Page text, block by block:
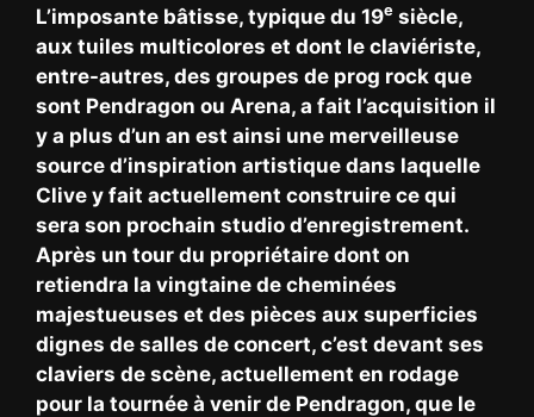
L’imposante bâtisse, typique du 19e siècle,
aux tuiles multicolores et dont le claviériste,
entre-autres, des groupes de prog rock que
sont Pendragon ou Arena, a fait l’acquisition il
y a plus d’un an est ainsi une merveilleuse
source d’inspiration artistique dans laquelle
Clive y fait actuellement construire ce qui
sera son prochain studio d’enregistrement.
Après un tour du propriétaire dont on
retiendra la vingtaine de cheminées
majestueuses et des pièces aux superficies
dignes de salles de concert, c’est devant ses
claviers de scène, actuellement en rodage
pour la tournée à venir de Pendragon, que le